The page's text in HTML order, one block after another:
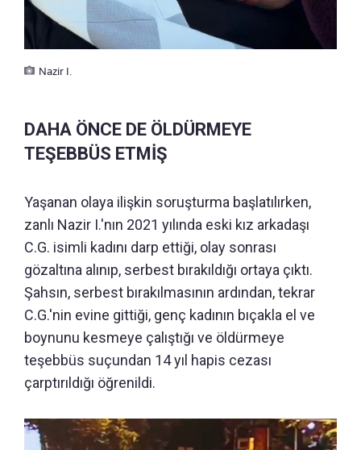
Nazir I.
DAHA ÖNCE DE ÖLDÜRMEYE
TEŞEBBÜS ETMİŞ
Yaşanan olaya ilişkin soruşturma başlatılırken,
zanlı Nazir I.'nın 2021 yılında eski kız arkadaşı
C.G. isimli kadını darp ettiği, olay sonrası
gözaltına alınıp, serbest bırakıldığı ortaya çıktı.
Şahsın, serbest bırakılmasının ardından, tekrar
C.G.'nin evine gittiği, genç kadının bıçakla el ve
boynunu kesmeye çalıştığı ve öldürmeye
teşebbüs suçundan 14 yıl hapis cezası
çarptırıldığı öğrenildi.